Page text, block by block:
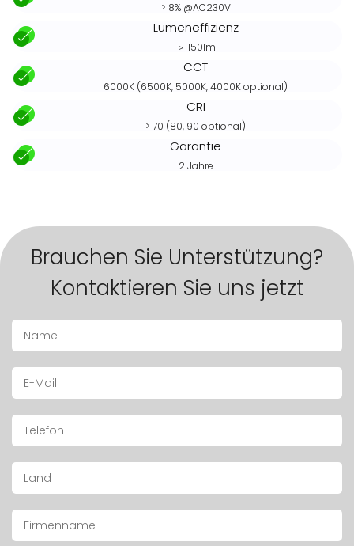
> 8% @AC230V
Lumeneffizienz
＞ 150lm
CCT
6000K (6500K, 5000K, 4000K optional)
CRI
> 70 (80, 90 optional)
Garantie
2 Jahre
Brauchen Sie Unterstützung?
Kontaktieren Sie uns jetzt